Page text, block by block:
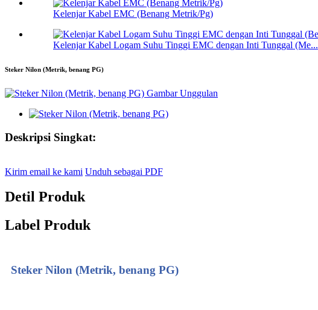
Kelenjar Kabel EMC (Benang Metrik/Pg)
Kelenjar Kabel Logam Suhu Tinggi EMC dengan Inti Tunggal (Me...
Steker Nilon (Metrik, benang PG)
Deskripsi Singkat:
Kirim email ke kami Unduh sebagai PDF
Detil Produk
Label Produk
Steker Nilon (Metrik, benang PG)